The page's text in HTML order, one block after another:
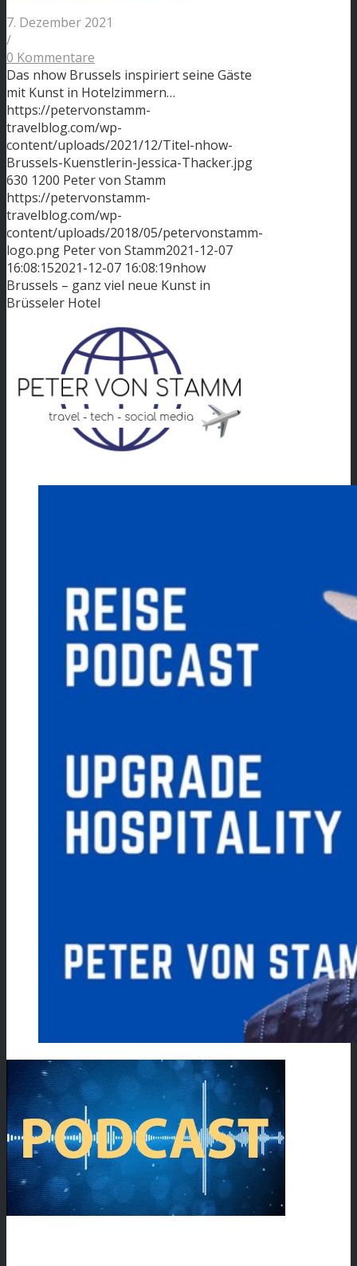
7. Dezember 2021
/
0 Kommentare
Das nhow Brussels inspiriert seine Gäste
mit Kunst in Hotelzimmern…
https://petervonstamm-
travelblog.com/wp-
content/uploads/2021/12/Titel-nhow-
Brussels-Kuenstlerin-Jessica-Thacker.jpg
630 1200 Peter von Stamm
https://petervonstamm-
travelblog.com/wp-
content/uploads/2018/05/petervonstamm-
logo.png Peter von Stamm2021-12-07
16:08:152021-12-07 16:08:19nhow
Brussels – ganz viel neue Kunst in
Brüsseler Hotel